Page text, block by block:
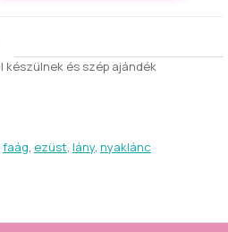
készülnek és szép ajándék
faág, ezüst, lány, nyaklánc